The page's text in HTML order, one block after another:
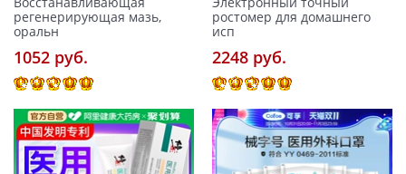
регенерирующая мазь,
оральн
1052 pуб.
ростомер для домашнего
исп
2248 pуб.